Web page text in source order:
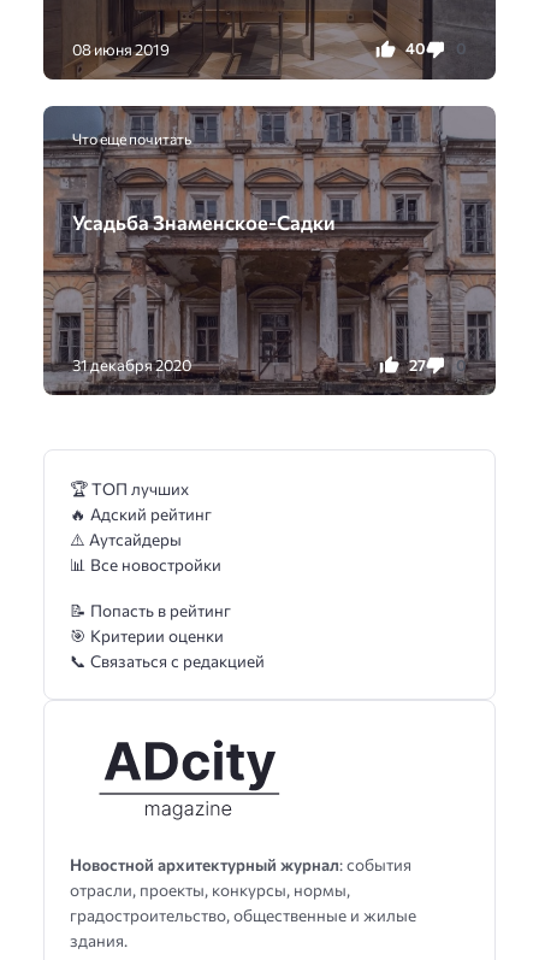
08 июня 2019 40 0
Что еще почитать
Усадьба Знаменское-Садки
31 декабря 2020 27 0
Новостной архитектурный журнал: события
отрасли, проекты, конкурсы, нормы,
градостроительство, общественные и жилые
здания.
🏆 ТОП лучших
🔥 Адский рейтинг
⚠️ Аутсайдеры
📊 Все новостройки
📝 Попасть в рейтинг
🎯 Критерии оценки
📞 Связаться с редакцией